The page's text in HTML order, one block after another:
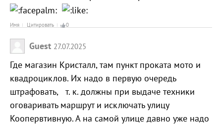
Имя Цитировать 0
Guest 27.07.2025
Где магазин Кристалл, там пункт проката мото и
квадроциклов. Их надо в первую очередь
штрафовать, т. к. должны при выдаче техники
оговаривать маршрут и исключать улицу
Коопервтивную. А на самой улице давно уже надо